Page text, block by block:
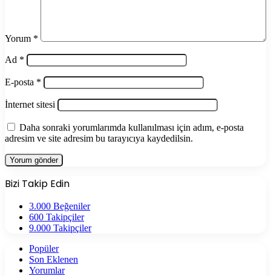
Yorum *
Ad *
E-posta *
İnternet sitesi
Daha sonraki yorumlarımda kullanılması için adım, e-posta
adresim ve site adresim bu tarayıcıya kaydedilsin.
Bizi Takip Edin
3.000 Beğeniler
600 Takipçiler
9.000 Takipçiler
Popüler
Son Eklenen
Yorumlar